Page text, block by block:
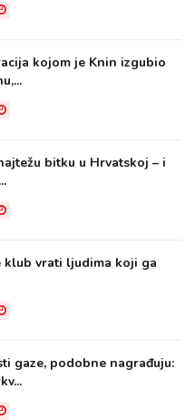
kojom je Knin izgubio
bitku u Hrvatskoj – i
klub vrati ljudima koji ga
gaze, podobne nagrađuju: